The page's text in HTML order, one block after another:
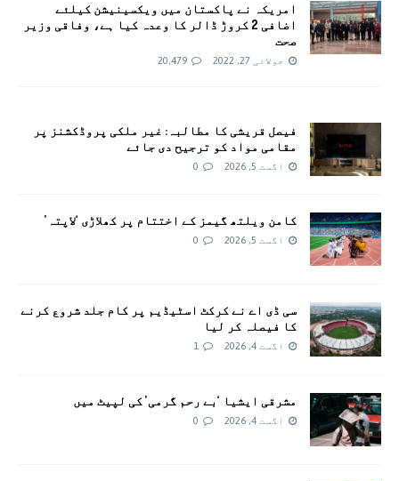
امريکہ نے پاکستان میں ویکسینیشن کیلئے
اضافی 2 کروڑ ڈالر کا وعدہ کیا ہے، وفاقی وزیر
صحت
جولائی 27, 2022 20,479
فیصل قریشی کا مطالبہ: غیر ملکی پروڈکشنز پر
مقامی مواد کو ترجیح دی جائے
اگست 5, 2026 0
کامن ویلتھ گیمز کے اختتام پر کھلاڑی ‘لاپتہ’
اگست 5, 2026 0
سی ڈی اے نے کرکٹ اسٹیڈیم پر کام جلد شروع کرنے
کا فیصلہ کر لیا
اگست 4, 2026 1
مشرقی ایشیا ‘بے رحم گرمی’ کی لپیٹ میں
اگست 4, 2026 0